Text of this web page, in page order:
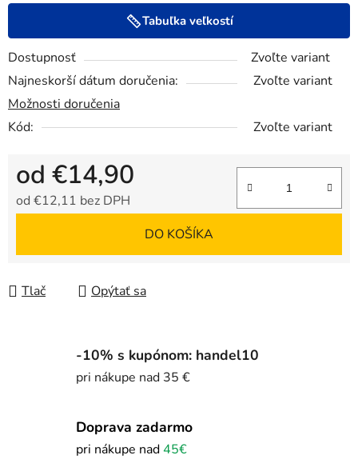
Tabuľka veľkostí
Dostupnosť
Zvoľte variant
Najneskorší dátum doručenia:
Zvoľte variant
Možnosti doručenia
Kód:
Zvoľte variant
od €14,90
od €12,11 bez DPH
DO KOŠÍKA
Tlač Opýtať sa
-10% s kupónom: handel10
pri nákupe nad 35 €
Doprava zadarmo
pri nákupe nad45€